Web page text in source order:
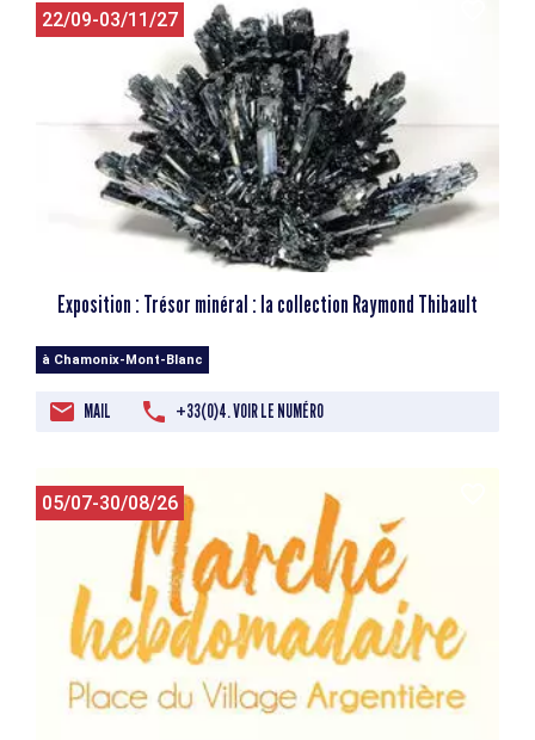
22/09-03/11/27
Exposition : Trésor minéral : la collection Raymond Thibault
à Chamonix-Mont-Blanc
MAIL +33(0)4. VOIR LE NUMÉRO
05/07-30/08/26